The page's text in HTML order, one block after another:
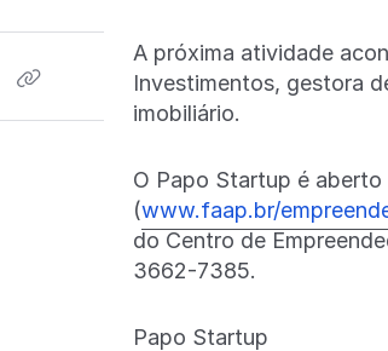
A próxima atividade
Investimentos, gestora
imobiliário.
O Papo Startup é
(www.faap.br/
do Centro de
3662-7385.
Papo Startup